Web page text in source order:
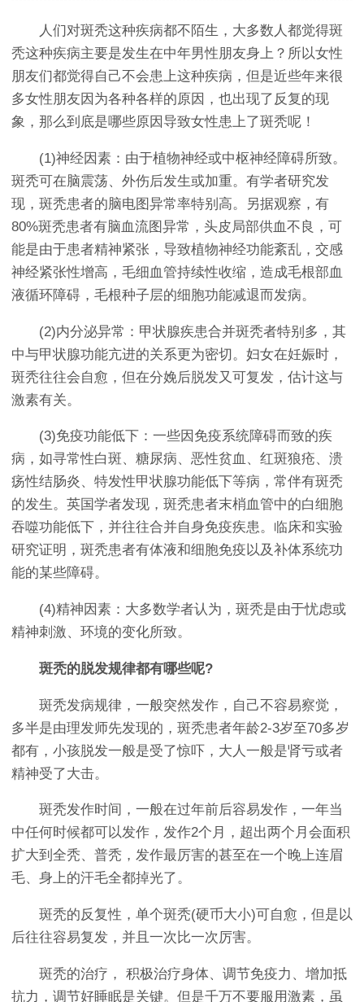
人们对斑秃这种疾病都不陌生，大多数人都觉得斑
秃这种疾病主要是发生在中年男性朋友身上？所以女性
朋友们都觉得自己不会患上这种疾病，但是近些年来很
多女性朋友因为各种各样的原因，也出现了反复的现
象，那么到底是哪些原因导致女性患上了斑秃呢！
(1)神经因素：由于植物神经或中枢神经障碍所致。
斑秃可在脑震荡、外伤后发生或加重。有学者研究发
现，斑秃患者的脑电图异常率特别高。另据观察，有
80%斑秃患者有脑血流图异常，头皮局部供血不良，可
能是由于患者精神紧张，导致植物神经功能紊乱，交感
神经紧张性增高，毛细血管持续性收缩，造成毛根部血
液循环障碍，毛根种子层的细胞功能减退而发病。
(2)内分泌异常：甲状腺疾患合并斑秃者特别多，其
中与甲状腺功能亢进的关系更为密切。妇女在妊娠时，
斑秃往往会自愈，但在分娩后脱发又可复发，估计这与
激素有关。
(3)免疫功能低下：一些因免疫系统障碍而致的疾
病，如寻常性白斑、糖尿病、恶性贫血、红斑狼疮、溃
疡性结肠炎、特发性甲状腺功能低下等病，常伴有斑秃
的发生。英国学者发现，斑秃患者末梢血管中的白细胞
吞噬功能低下，并往往合并自身免疫疾患。临床和实验
研究证明，斑秃患者有体液和细胞免疫以及补体系统功
能的某些障碍。
(4)精神因素：大多数学者认为，斑秃是由于忧虑或
精神刺激、环境的变化所致。
斑秃的脱发规律都有哪些呢?
斑秃发病规律，一般突然发作，自己不容易察觉，
多半是由理发师先发现的，斑秃患者年龄2-3岁至70多岁
都有，小孩脱发一般是受了惊吓，大人一般是肾亏或者
精神受了大击。
斑秃发作时间，一般在过年前后容易发作，一年当
中任何时候都可以发作，发作2个月，超出两个月会面积
扩大到全秃、普秃，发作最厉害的甚至在一个晚上连眉
毛、身上的汗毛全都掉光了。
斑秃的反复性，单个斑秃(硬币大小)可自愈，但是以
后往往容易复发，并且一次比一次厉害。
斑秃的治疗， 积极治疗身体、调节免疫力、增加抵
抗力，调节好睡眠是关键。但是千万不要服用激素，虽